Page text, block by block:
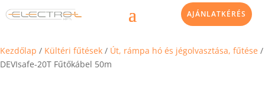
AJÁNLATKÉRÉS
Kezdőlap / Kültéri fűtések / Út, rámpa hó és jégolvasztása, fűtése /
DEVIsafe-20T Fűtőkábel 50m